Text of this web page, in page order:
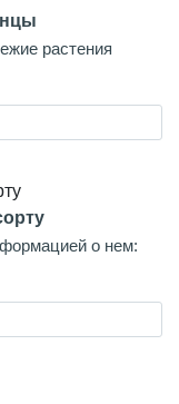
растения
о нем: